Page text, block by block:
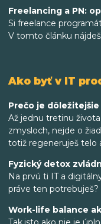
Freelancing a PN:
Si freelance
V tomto článku
Ako byť v IT
Prečo je
Až jednu tretinu
zmysloch, nejde o
totiž regeneruješ telo
Fyzický detox
Na prvú ti IT a
práve ten potrebuješ?
Work-life balance